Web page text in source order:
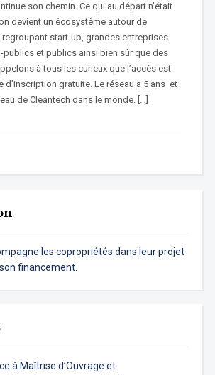
les copropriétés dans leur projet
financement.
à Maîtrise d’Ouvrage et
son chemin. Ce qui au départ n’était
devient un écosystème autour de
regroupant start-up, grandes entreprises
publics et publics ainsi bien sûr que des
à tous les curieux que l’accès est
d’inscription gratuite. Le réseau a 5 ans et
de Cleantech dans le monde. […]